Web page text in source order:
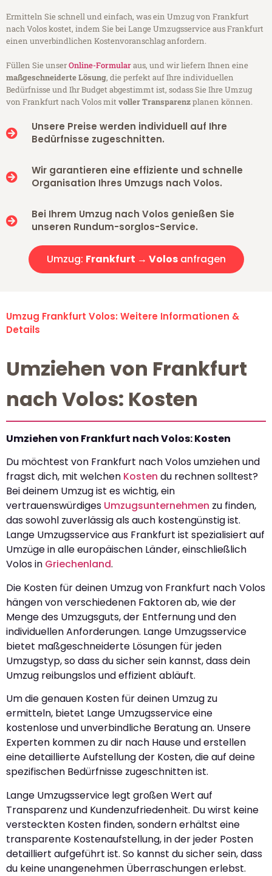
Ermitteln Sie schnell und einfach, was ein Umzug von Frankfurt
nach Volos kostet, indem Sie bei Lange Umzugsservice aus Frankfurt
einen unverbindlichen Kostenvoranschlag anfordern.
Füllen Sie unserOnline-Formularaus, und wir liefern Ihnen eine
maßgeschneiderte Lösung, die perfekt auf Ihre individuellen
Bedürfnisse und Ihr Budget abgestimmt ist, sodass Sie Ihre Umzug
von Frankfurt nach Volos mitvoller Transparenzplanen können.
Unsere Preise werden individuell auf Ihre
Bedürfnisse zugeschnitten.
Wir garantieren eine effiziente und schnelle
Organisation Ihres Umzugs nach Volos.
Bei Ihrem Umzug nach Volos genießen Sie
unseren Rundum-sorglos-Service.
Umzug: Frankfurt → Volosanfragen
Umzug Frankfurt Volos: Weitere Informationen &
Details
Umziehen von Frankfurt
nach Volos: Kosten
Umziehen von Frankfurt nach Volos: Kosten
Du möchtest von Frankfurt nach Volos umziehen und
fragst dich, mit welchen Kosten du rechnen solltest?
Bei deinem Umzug ist es wichtig, ein
vertrauenswürdiges Umzugsunternehmen zu finden,
das sowohl zuverlässig als auch kostengünstig ist.
Lange Umzugsservice aus Frankfurt ist spezialisiert auf
Umzüge in alle europäischen Länder, einschließlich
Volos in Griechenland.
Die Kosten für deinen Umzug von Frankfurt nach Volos
hängen von verschiedenen Faktoren ab, wie der
Menge des Umzugsguts, der Entfernung und den
individuellen Anforderungen. Lange Umzugsservice
bietet maßgeschneiderte Lösungen für jeden
Umzugstyp, so dass du sicher sein kannst, dass dein
Umzug reibungslos und effizient abläuft.
Um die genauen Kosten für deinen Umzug zu
ermitteln, bietet Lange Umzugsservice eine
kostenlose und unverbindliche Beratung an. Unsere
Experten kommen zu dir nach Hause und erstellen
eine detaillierte Aufstellung der Kosten, die auf deine
spezifischen Bedürfnisse zugeschnitten ist.
Lange Umzugsservice legt großen Wert auf
Transparenz und Kundenzufriedenheit. Du wirst keine
versteckten Kosten finden, sondern erhältst eine
transparente Kostenaufstellung, in der jeder Posten
detailliert aufgeführt ist. So kannst du sicher sein, dass
du keine unangenehmen Überraschungen erlebst.